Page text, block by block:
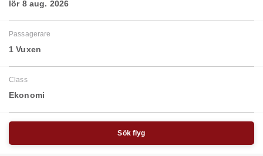
lör 8 aug. 2026
Passagerare
1 Vuxen
Class
Ekonomi
Sök flyg